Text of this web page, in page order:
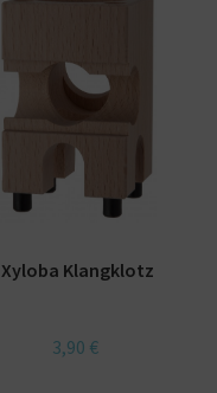
Xyloba Klangklotz
3,90 €